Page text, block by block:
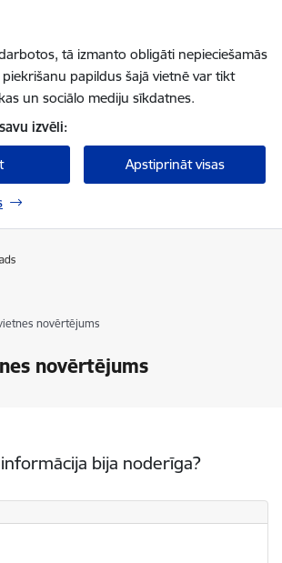
tā izmanto obligāti nepieciešamās
papildus šajā vietnē var tikt
un sociālo mediju sīkdatnes.
izvēli:
Apstiprināt visas
novērtējums
novērtējums
bija noderīga?
bija noderīga?